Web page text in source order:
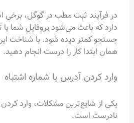
در فرآیند ثبت مطب در گوگل، برخی
دارد که باعث می‌شود پروفایل شما یا
جستجو کمتر دیده شود. با شناخت
همان ابتدا کار را درست انجام دهید.
وارد کردن آدرس یا شماره اشتباه
یکی از شایع‌ترین مشکلات، وارد
نادرست است.